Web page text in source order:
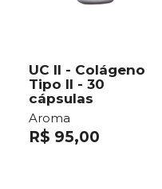
UC II - Colágeno
Tipo II - 30
cápsulas
Aroma
R$ 95,00